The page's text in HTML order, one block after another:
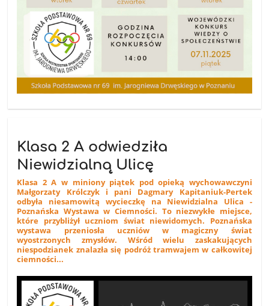
Klasa 2 A odwiedziła
Niewidzialną Ulicę
Klasa 2 A w miniony piątek pod opieką wychowawczyni
Małgorzaty Królczyk i pani Dagmary Kapitaniuk-Pertek
odbyła niesamowitą wycieczkę na Niewidzialna Ulica -
Poznańska Wystawa w Ciemności. To niezwykłe miejsce,
które przybliżył uczniom świat niewidomych. Poznańska
wystawa przeniosła uczniów w magiczny świat
wyostrzonych zmysłów. Wśród wielu zaskakujących
niespodzianek znalazła się podróż tramwajem w całkowitej
ciemności...